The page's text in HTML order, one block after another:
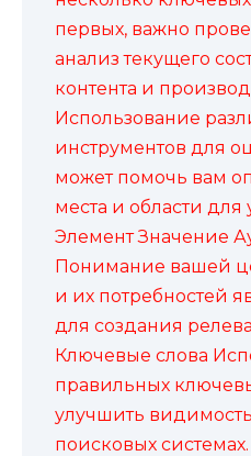
первых, важно
анализ текущего
контента и
Использование
инструментов для
может помочь вам
места и области
Элемент Значение
Понимание вашей
и их потребностей
для создания
Ключевые слова
правильных
улучшить
поисковых системах.